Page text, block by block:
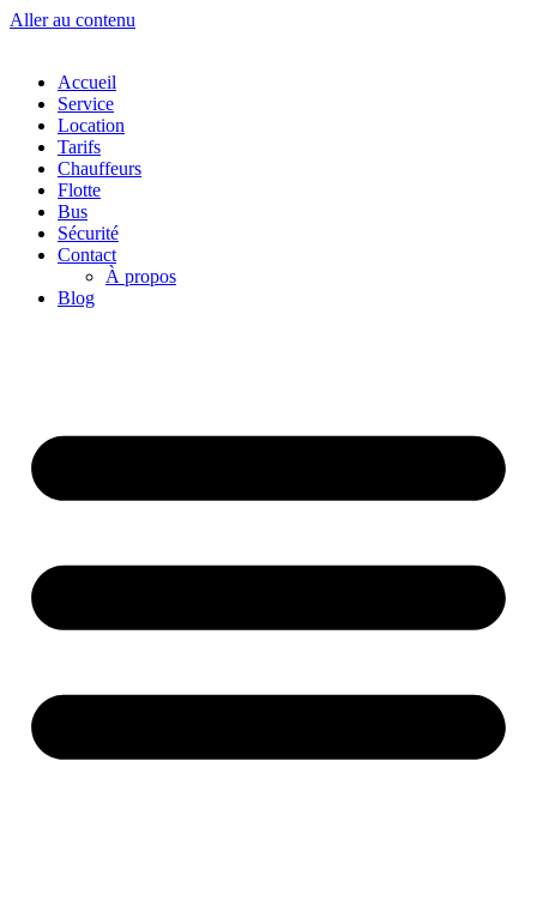
Aller au contenu
Accueil
Service
Location
Tarifs
Chauffeurs
Flotte
Bus
Sécurité
Contact
À propos
Blog